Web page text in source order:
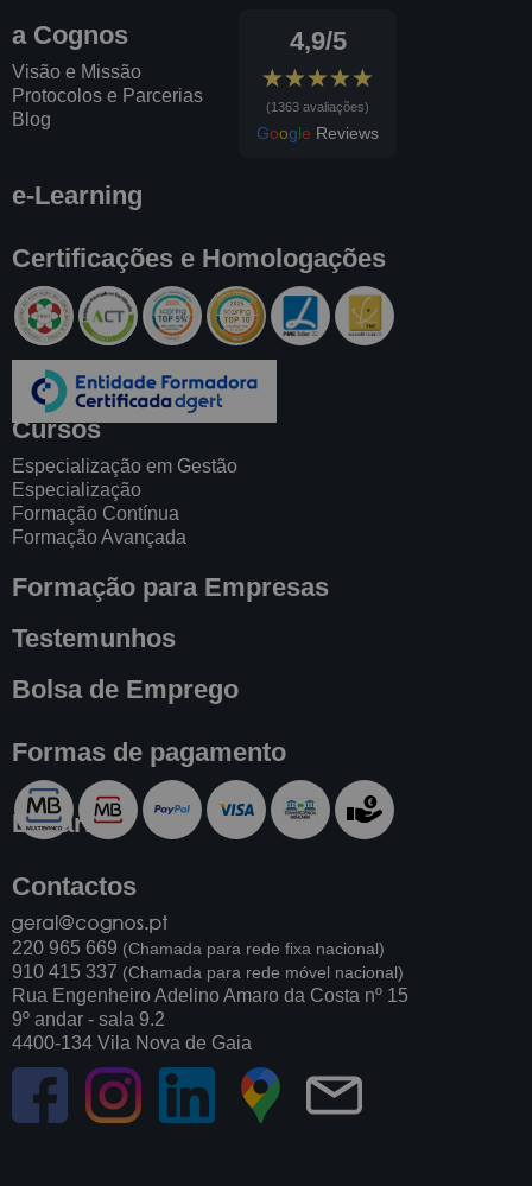
a Cognos
Visão e Missão
Protocolos e Parcerias
Blog
4,9/5
★★★★★
★★★★★
(1363 avaliações)
Goog e Reviews
e-Learning
Certificações e Homologações
Cursos
Especialização em Gestão
Especialização
Formação Contínua
Formação Avançada
Formação para Empresas
Testemunhos
Bolsa de Emprego
Formas de pagamento
Livraria
Contactos
220 965 669 (Chamada para rede fixa nacional)
910 415 337 (Chamada para rede móvel nacional)
Rua Engenheiro Adelino Amaro da Costa nº 15
9º andar - sala 9.2
4400-134 Vila Nova de Gaia